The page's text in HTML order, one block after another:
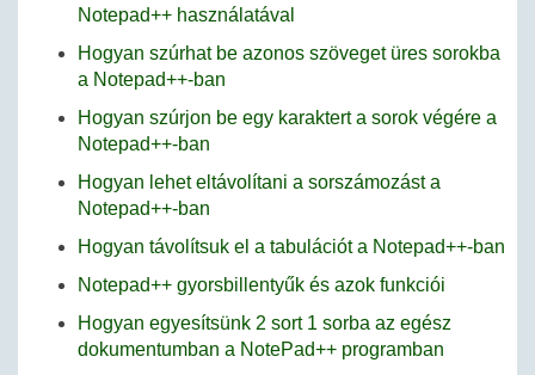
Notepad++ használatával
Hogyan szúrhat be azonos szöveget üres sorokba
a Notepad++-ban
Hogyan szúrjon be egy karaktert a sorok végére a
Notepad++-ban
Hogyan lehet eltávolítani a sorszámozást a
Notepad++-ban
Hogyan távolítsuk el a tabulációt a Notepad++-ban
Notepad++ gyorsbillentyűk és azok funkciói
Hogyan egyesítsünk 2 sort 1 sorba az egész
dokumentumban a NotePad++ programban